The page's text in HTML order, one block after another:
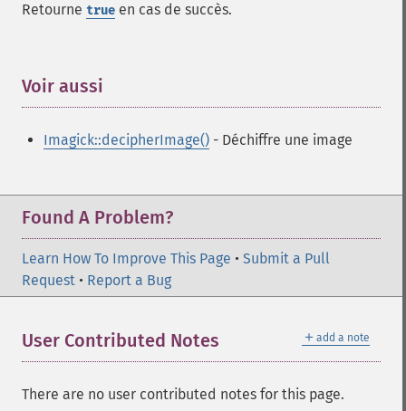
Retourne true en cas de succès.
Voir aussi
Imagick::decipherImage() - Déchiffre une image
Found A Problem?
Learn How To Improve This Page • Submit a Pull
Request • Report a Bug
＋ add a note
User Contributed Notes
There are no user contributed notes for this page.